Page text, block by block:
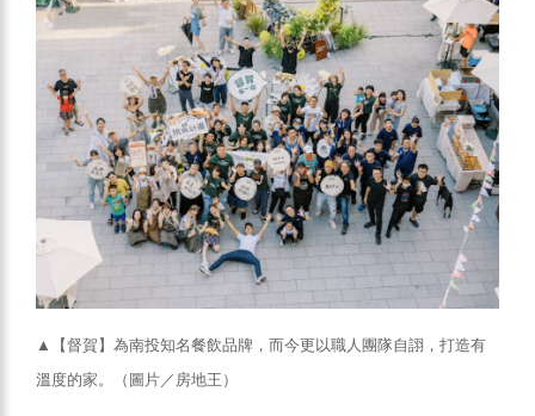
▲【督賀】為南投知名餐飲品牌，而今更以職人團隊自詡，打造有
溫度的家。（圖片／房地王）